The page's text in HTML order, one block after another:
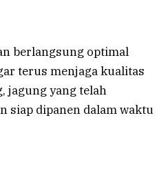
berlangsung optimal
terus menjaga kualitas
jagung yang telah
siap dipanen dalam waktu